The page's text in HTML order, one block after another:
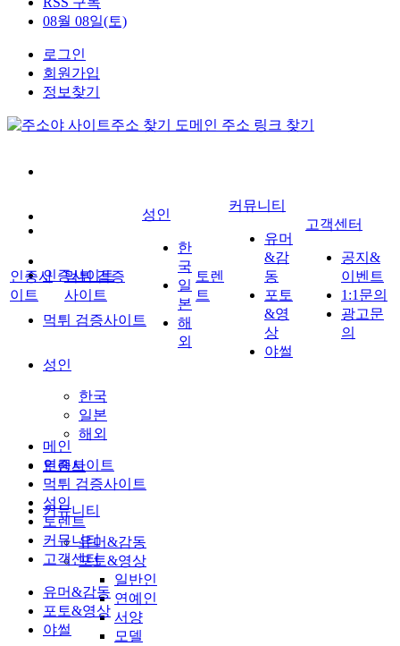
08월 08일(토)
로그인
회원가입
정보찾기
인증사이트
먹튀 검증사이트
성인
한국
일본
해외
토렌트
커뮤니티
유머&감동
포토&영상
일반인
연예인
서양
모델
인증사
이트
먹튀 검증
사이트
성인
한
국
일
본
해
외
토렌
트
커뮤니티
유머
&감
동
포토
&영
상
야썰
고객센터
공지&
이벤트
1:1문의
광고문
의
메인
인증사이트
먹튀 검증사이트
성인
토렌트
커뮤니티
고객센터
유머&감동
포토&영상
야썰